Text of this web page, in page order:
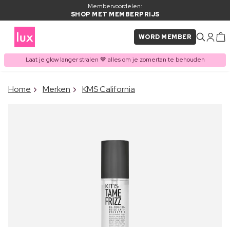
Membervoordelen:
SHOP MET MEMBERPRIJS
WORD MEMBER
Laat je glow langer stralen 🤎 alles om je zomertan te behouden
ITEM TOEGEVOEGD AAN
Home Merken KMS California